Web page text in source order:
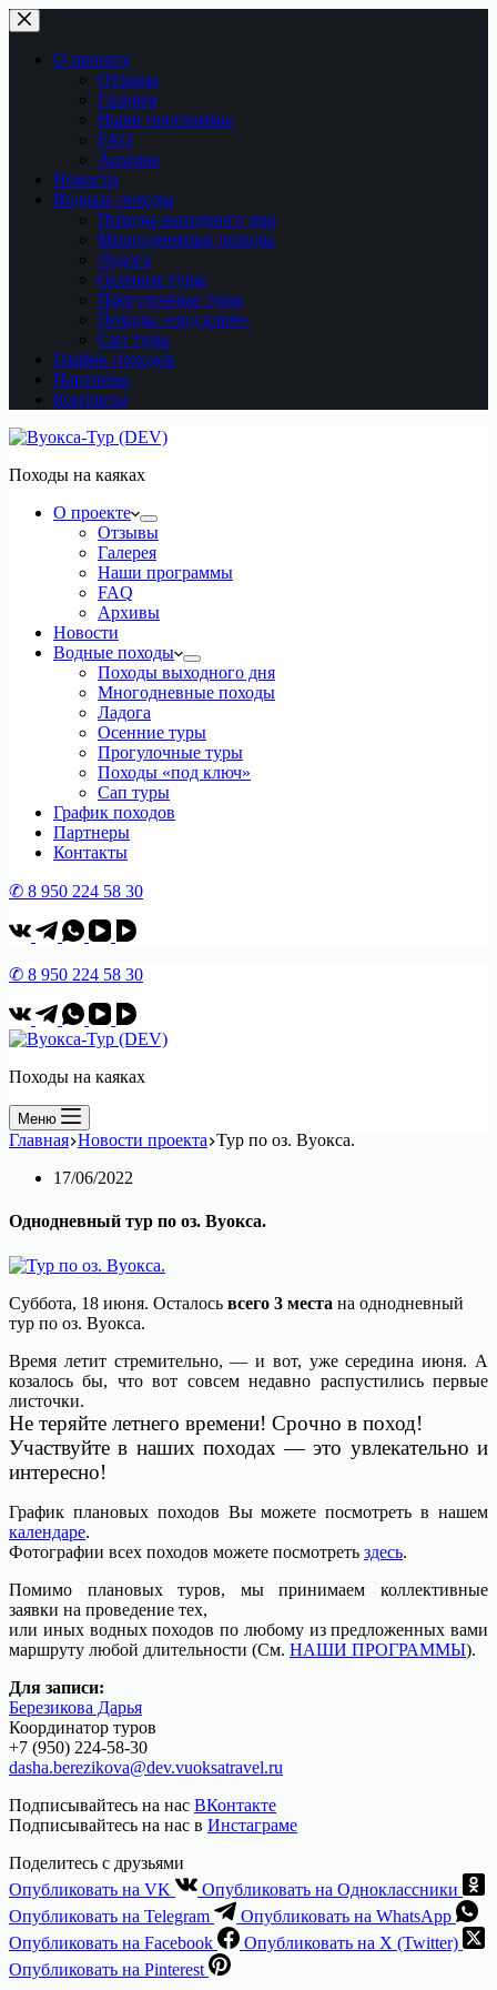
Перейти
к
сути
О проекте
Отзывы
Галерея
Наши программы
FAQ
Архивы
Новости
Водные походы
Походы выходного дня
Многодневные походы
Ладога
Осенние туры
Прогулочные туры
Походы «под ключ»
Сап туры
График походов
Партнеры
Контакты
Походы на каяках
О проекте
Отзывы
Галерея
Наши программы
FAQ
Архивы
Новости
Водные походы
Походы выходного дня
Многодневные походы
Ладога
Осенние туры
Прогулочные туры
Походы «под ключ»
Сап туры
График походов
Партнеры
Контакты
✆ 8 950 224 58 30
✆ 8 950 224 58 30
Походы на каяках
Меню
Главная Новости проекта Тур по оз. Вуокса.
17/06/2022
Однодневный тур по оз. Вуокса.
Суббота, 18 июня. Осталось всего 3 места на однодневный
тур по оз. Вуокса.
Время летит стремительно, — и вот, уже середина июня. А
козалось бы, что вот совсем недавно распустились первые
листочки.
Не теряйте летнего времени! Срочно в поход!
Участвуйте в наших походах — это увлекательно и
интересно!
График плановых походов Вы можете посмотреть в нашем
календаре.
Фотографии всех походов можете посмотреть здесь.
Помимо плановых туров, мы принимаем коллективные
заявки на проведение тех,
или иных водных походов по любому из предложенных вами
маршруту любой длительности (См. НАШИ ПРОГРАММЫ).
Для записи:
Березикова Дарья
Координатор туров
+7 (950) 224-58-30
dasha.berezikova@dev.vuoksatravel.ru
Подписывайтесь на нас ВКонтакте
Подписывайтесь на нас в Инстаграме
Поделитесь с друзьями
Опубликовать на VK
Опубликовать на Одноклассники
Опубликовать на Telegram
Опубликовать на WhatsApp
Опубликовать на Facebook
Опубликовать на X (Twitter)
Опубликовать на Pinterest